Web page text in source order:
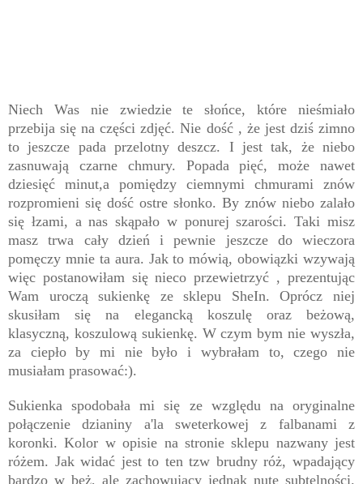
Niech Was nie zwiedzie te słońce, które nieśmiało
przebija się na części zdjęć. Nie dość , że jest dziś zimno
to jeszcze pada przelotny deszcz. I jest tak, że niebo
zasnuwają czarne chmury. Popada pięć, może nawet
dziesięć minut,a pomiędzy ciemnymi chmurami znów
rozpromieni się dość ostre słonko. By znów niebo zalało
się łzami, a nas skąpało w ponurej szarości. Taki misz
masz trwa cały dzień i pewnie jeszcze do wieczora
pomęczy mnie ta aura. Jak to mówią, obowiązki wzywają
więc postanowiłam się nieco przewietrzyć , prezentując
Wam uroczą sukienkę ze sklepu SheIn. Oprócz niej
skusiłam się na elegancką koszulę oraz beżową,
klasyczną, koszulową sukienkę. W czym bym nie wyszła,
za ciepło by mi nie było i wybrałam to, czego nie
musiałam prasować:).
Sukienka spodobała mi się ze względu na oryginalne
połączenie dzianiny a'la sweterkowej z falbanami z
koronki. Kolor w opisie na stronie sklepu nazwany jest
różem. Jak widać jest to ten tzw brudny róż, wpadający
bardzo w beż, ale zachowujący jednak nutę subtelności.